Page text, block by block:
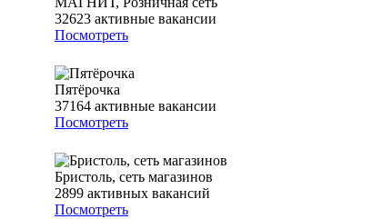
32623 активные вакансии
Посмотреть
Пятёрочка
37164 активные вакансии
Посмотреть
Бристоль, сеть магазинов
2899 активных вакансий
Посмотреть